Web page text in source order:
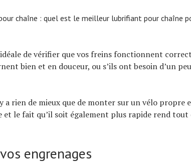
chaîne : quel est le meilleur lubrifiant pour chaîne
idéale de vérifier que vos freins fonctionnent
bien et en douceur, ou s’ils ont besoin d’un
a rien de mieux que de monter sur un vélo propre
le fait qu’il soit également plus rapide rend tout
engrenages